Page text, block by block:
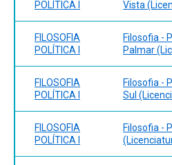
Paulus: 2005. ______. História
______. De Freud à Filosofia:
7São Paulo, Paulus: 2006.
POLÍTICA I
Vista
FILOSOFIA
POLÍTICA I
Filosofia -
Palmar
FILOSOFIA
POLÍTICA I
Filosofia -
Sul
FILOSOFIA
POLÍTICA I
Filosofia -